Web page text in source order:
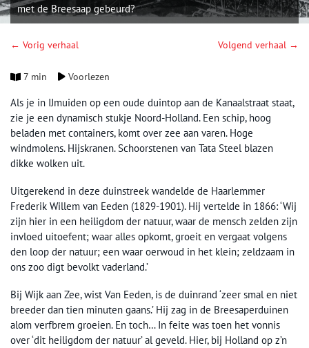
met de Breesaap gebeurd?
← Vorig verhaal Volgend verhaal →
7 min Voorlezen
Als je in IJmuiden op een oude duintop aan de Kanaalstraat staat,
zie je een dynamisch stukje Noord-Holland. Een schip, hoog
beladen met containers, komt over zee aan varen. Hoge
windmolens. Hijskranen. Schoorstenen van Tata Steel blazen
dikke wolken uit.
Uitgerekend in deze duinstreek wandelde de Haarlemmer
Frederik Willem van Eeden (1829-1901). Hij vertelde in 1866: ‘Wij
zijn hier in een heiligdom der natuur, waar de mensch zelden zijn
invloed uitoefent; waar alles opkomt, groeit en vergaat volgens
den loop der natuur; een waar oerwoud in het klein; zeldzaam in
ons zoo digt bevolkt vaderland.’
Bij Wijk aan Zee, wist Van Eeden, is de duinrand ‘zeer smal en niet
breeder dan tien minuten gaans.’ Hij zag in de Breesaperduinen
alom verfbrem groeien. En toch… In feite was toen het vonnis
over ‘dit heiligdom der natuur’ al geveld. Hier, bij Holland op z’n